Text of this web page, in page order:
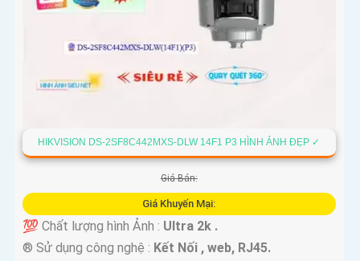
HIKVISION DS-2SF8C442MXS-DLW 14F1 P3 HÌNH ẢNH ĐẸP ✓
Giá Bán:
Giá Khuyến Mại:
💯 Chất lượng hình Ảnh : Ultra 2k .
®️ Sử dụng công nghệ : Kết Nối , web, RJ45.